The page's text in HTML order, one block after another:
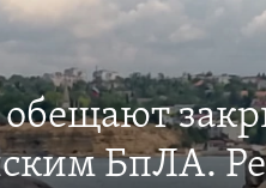
обещают
БпЛА.